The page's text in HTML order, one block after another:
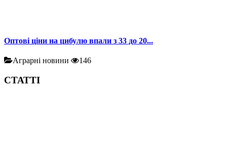
Оптові ціни на цибулю впали з 33 до 20...
Аграрні новини 146
СТАТТІ